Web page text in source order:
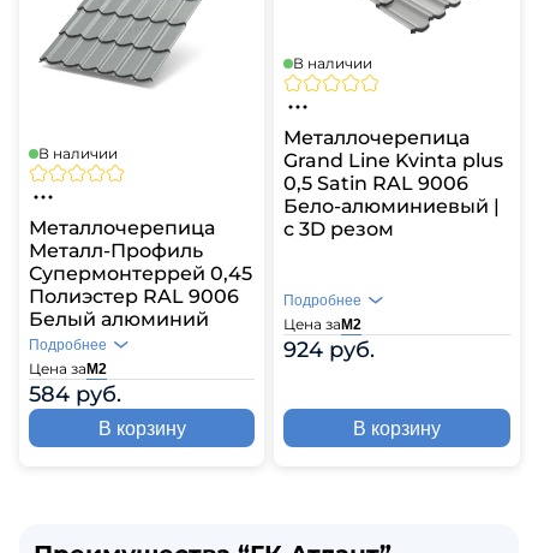
В наличии
Металлочерепица
Металл-Профиль
Супермонтеррей 0,45
Полиэстер RAL 9006
Белый алюминий
Цена за М2
584 руб.
Подробнее
В корзину
В наличии
Металлочерепица
Grand Line Kvinta plus
0,5 Satin RAL 9006
Бело-алюминиевый |
с 3D резом
Цена заМ2
924 руб.
Подробнее
В корзину